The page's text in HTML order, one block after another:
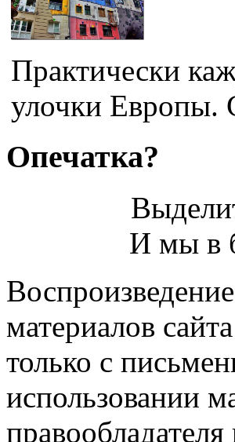
Практически
улочки Европы.
Опечатка?
И мы в
материалов
только с
использовании